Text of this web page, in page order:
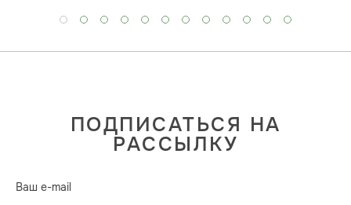
ПОДПИСАТЬСЯ НА
РАССЫЛКУ
Ваш e-mail